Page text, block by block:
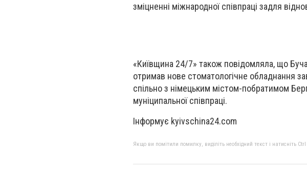
зміцненні міжнародної співпраці задля
«Київщина 24/7» також повідомляла, що
отримав нове стоматологічне обладнання
спільно з німецьким містом-побратимом
муніципальної співпраці.
Інформує kyivschina24.com
Якщо ви помітили помилку, виділіть необхідний текст і натисніть